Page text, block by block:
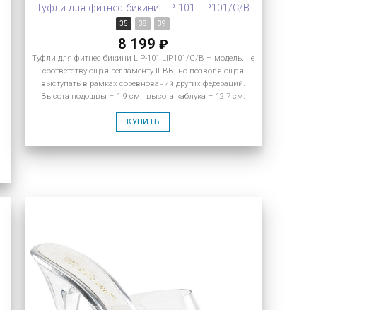
Туфли для фитнес бикини LIP-101 LIP101/C/B
35 38 39
8 199 ₽
Туфли для фитнес бикини LIP-101 LIP101/C/B – модель, не
соответствующая регламенту IFBB, но позволяющая
выступать в рамках соревнований других федераций.
Высота подошвы – 1.9 см., высота каблука – 12.7 см.
КУПИТЬ